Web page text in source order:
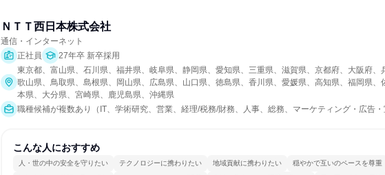
ＮＴＴ西日本株式会社
通信・インターネット
正社員
27年卒 新卒採用
東京都、富山県、石川県、福井県、岐阜県、静岡県、愛知県、三重県、滋賀県、京都府、大阪府、
歌山県、鳥取県、島根県、岡山県、広島県、山口県、徳島県、香川県、愛媛県、高知県、福岡県、
本県、大分県、宮崎県、鹿児島県、沖縄県
職種候補が複数あり（IT、学術研究、営業、経理/税務/財務、人事、総務、マーケティング・広告
こんな人におすすめ
人・世の中の安全を守りたい テクノロジーに携わりたい 地域貢献に携わりたい 穏やかで互いのペースを尊重